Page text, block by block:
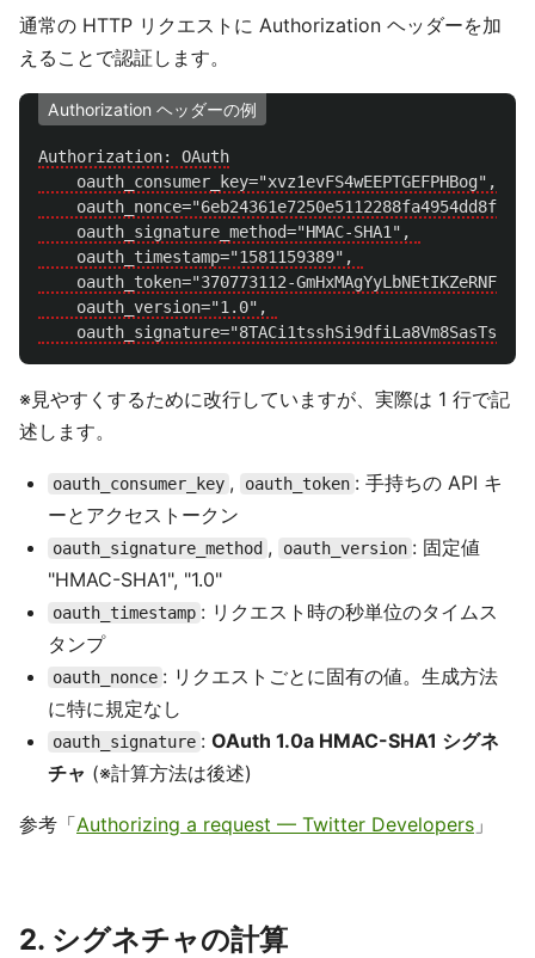
通常の HTTP リクエストに Authorization ヘッダーを加
えることで認証します。
Authorization ヘッダーの例
Authorization: OAuth
    oauth_consumer_key="xvz1evFS4wEEPTGEFPHBog",
    oauth_signature_method="HMAC-SHA1",
    oauth_timestamp="1581159389",
oauth_token="370773112-
    oauth_version="1.0",
※見やすくするために改行していますが、実際は 1 行で記
述します。
oauth_consumer_key , oauth_token : 手持ちの API キ
ーとアクセストークン
oauth_signature_method , oauth_version : 固定値
"HMAC-SHA1", "1.0"
oauth_timestamp : リクエスト時の秒単位のタイムス
タンプ
oauth_nonce : リクエストごとに固有の値。生成方法
に特に規定なし
oauth_signature : OAuth 1.0a HMAC-SHA1 シグネ
チャ (※計算方法は後述)
参考「Authorizing a request — Twitter Developers 」
2. シグネチャの計算